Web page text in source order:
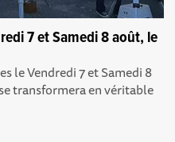
7 et Samedi 8 août, le
le Vendredi 7 et Samedi 8
transformera en véritable